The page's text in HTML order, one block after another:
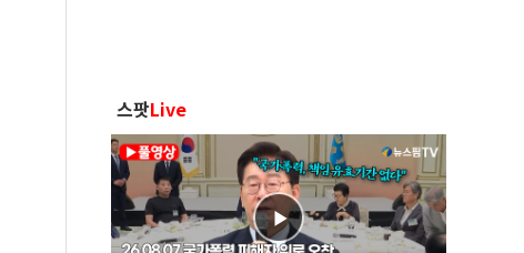
스팟Live